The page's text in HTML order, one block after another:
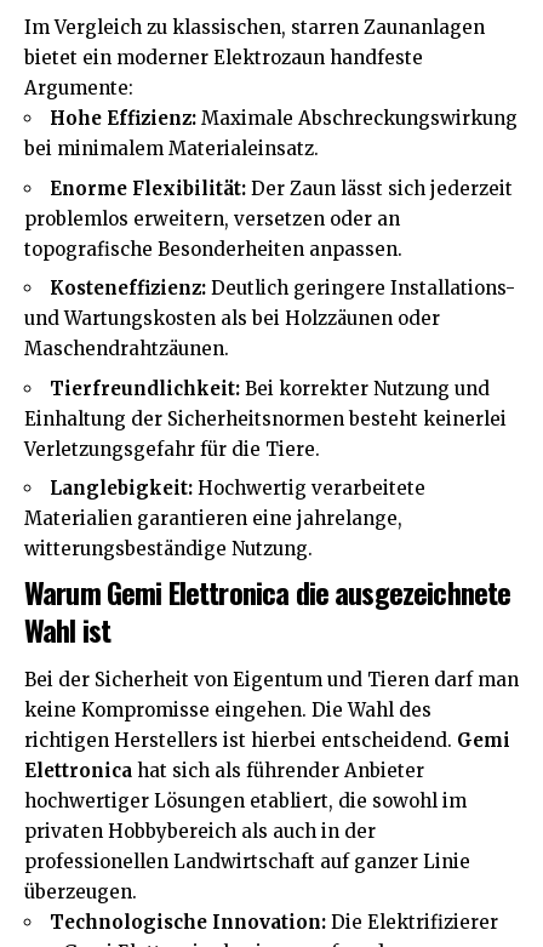
Im Vergleich zu klassischen, starren Zaunanlagen
bietet ein moderner Elektrozaun handfeste
Argumente:
Hohe Effizienz: Maximale Abschreckungswirkung
bei minimalem Materialeinsatz.
Enorme Flexibilität: Der Zaun lässt sich jederzeit
problemlos erweitern, versetzen oder an
topografische Besonderheiten anpassen.
Kosteneffizienz: Deutlich geringere Installations-
und Wartungskosten als bei Holzzäunen oder
Maschendrahtzäunen.
Tierfreundlichkeit: Bei korrekter Nutzung und
Einhaltung der Sicherheitsnormen besteht keinerlei
Verletzungsgefahr für die Tiere.
Langlebigkeit: Hochwertig verarbeitete
Materialien garantieren eine jahrelange,
witterungsbeständige Nutzung.
Warum Gemi Elettronica die ausgezeichnete
Wahl ist
Bei der Sicherheit von Eigentum und Tieren darf man
keine Kompromisse eingehen. Die Wahl des
richtigen Herstellers ist hierbei entscheidend. Gemi
Elettronica hat sich als führender Anbieter
hochwertiger Lösungen etabliert, die sowohl im
privaten Hobbybereich als auch in der
professionellen Landwirtschaft auf ganzer Linie
überzeugen.
Technologische Innovation: Die Elektrifizierer